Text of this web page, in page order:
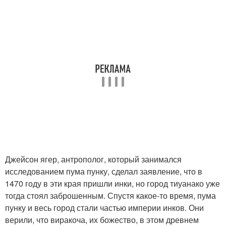
Джейсон ягер, антрополог, который занимался
исследованием пума пунку, сделал заявление, что в
1470 году в эти края пришли инки, но город тиуанако уже
тогда стоял заброшенным. Спустя какое-то время, пума
пунку и весь город стали частью империи инков. Они
верили, что виракоча, их божество, в этом древнем